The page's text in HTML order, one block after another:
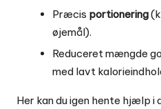
Præcis portionering
øjemål).
Reduceret mængde
med lavt
Her kan du igen hente hjælp i